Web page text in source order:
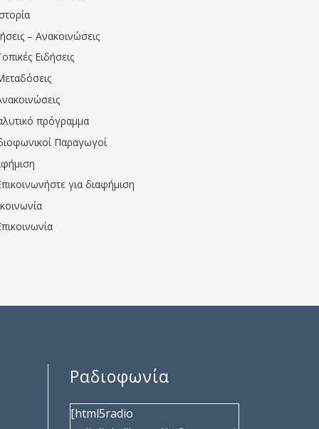
– Ανακοινώσεις
Ειδήσεις
πρόγραμμα
Παραγωγοί
για διαφήμιση
Ραδιοφωνία
[html5radio